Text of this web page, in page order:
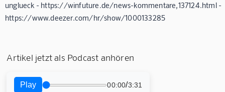
unglueck - https://winfuture.de/news-kommentare,137124.html -
https://www.deezer.com/hr/show/1000133285
Artikel jetzt als Podcast anhören
Play 00:00/3:31